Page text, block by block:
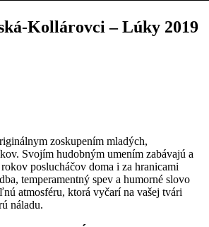
Kollárovci – Lúky 2019
zoskupením mladých,
Svojím hudobným umením zabávajú a
poslucháčov doma i za hranicami
temperamentný spev a humorné slovo
atmosféru, ktorá vyčarí na vašej tvári
náladu.